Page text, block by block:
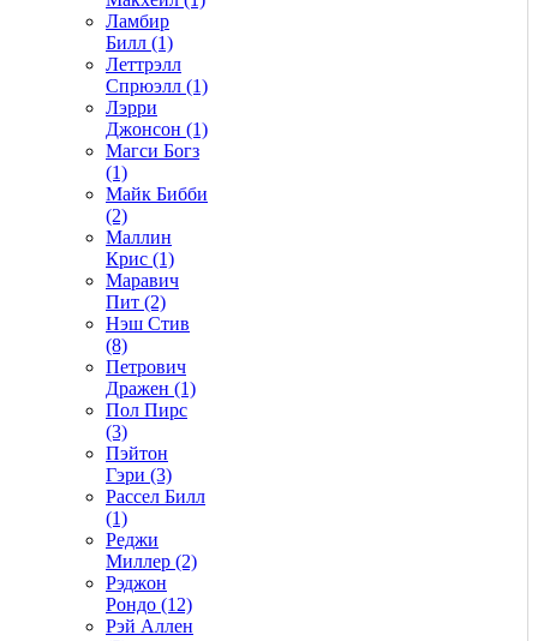
Ламбир
Билл (1)
Леттрэлл
Спрюэлл (1)
Лэрри
Джонсон (1)
Магси Богз
(1)
Майк Бибби
(2)
Маллин
Крис (1)
Маравич
Пит (2)
Нэш Стив
(8)
Петрович
Дражен (1)
Пол Пирс
(3)
Пэйтон
Гэри (3)
Рассел Билл
(1)
Реджи
Миллер (2)
Рэджон
Рондо (12)
Рэй Аллен